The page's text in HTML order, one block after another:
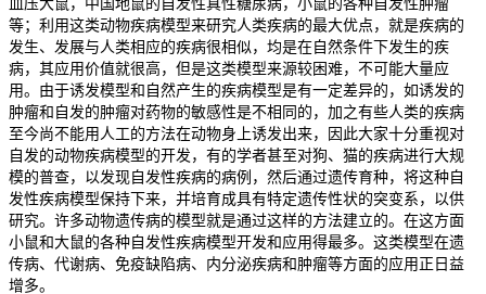
血压大鼠，中国地鼠的自发性真性糖尿病，小鼠的各种自发性肿瘤
等；利用这类动物疾病模型来研究人类疾病的最大优点，就是疾病的
发生、发展与人类相应的疾病很相似，均是在自然条件下发生的疾
病，其应用价值就很高，但是这类模型来源较困难，不可能大量应
用。由于诱发模型和自然产生的疾病模型是有一定差异的，如诱发的
肿瘤和自发的肿瘤对药物的敏感性是不相同的，加之有些人类的疾病
至今尚不能用人工的方法在动物身上诱发出来，因此大家十分重视对
自发的动物疾病模型的开发，有的学者甚至对狗、猫的疾病进行大规
模的普查，以发现自发性疾病的病例，然后通过遗传育种，将这种自
发性疾病模型保持下来，并培育成具有特定遗传性状的突变系，以供
研究。许多动物遗传病的模型就是通过这样的方法建立的。在这方面
小鼠和大鼠的各种自发性疾病模型开发和应用得最多。这类模型在遗
传病、代谢病、免疫缺陷病、内分泌疾病和肿瘤等方面的应用正日益
增多。